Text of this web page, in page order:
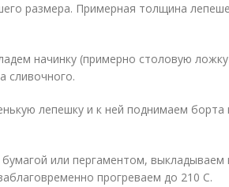
размера. Примерная толщина
начинку (примерно столовую
сливочного.
лепешку и к ней поднимаем
или пергаментом, выкладываем
прогреваем до 210 С.